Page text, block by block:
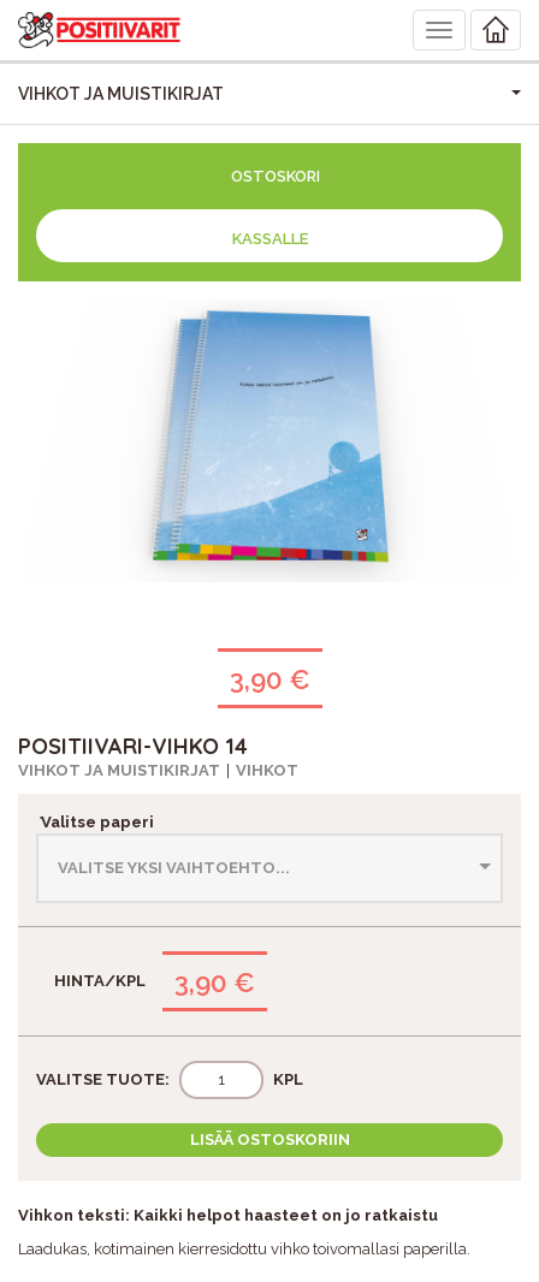
Toggle
navigation
VIHKOT JA MUISTIKIRJAT
OSTOSKORI
KASSALLE
3,90 €
POSITIIVARI-VIHKO 14
VIHKOT JA MUISTIKIRJAT VIHKOT
*Valitse paperi
3,90 €
VALITSE TUOTE: KPL
LISÄÄ OSTOSKORIIN
Vihkon teksti: Kaikki helpot haasteet on jo ratkaistu
Laadukas, kotimainen kierresidottu vihko toivomallasi paperilla.